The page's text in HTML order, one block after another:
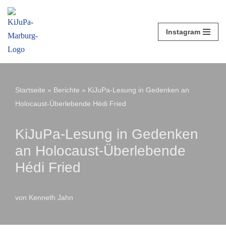
springen
Instagram
Startseite » Berichte » KiJuPa-Lesung in Gedenken an
Holocaust-Überlebende Hédi Fried
KiJuPa-Lesung in Gedenken
an Holocaust-Überlebende
Hédi Fried
von Kenneth Jahn